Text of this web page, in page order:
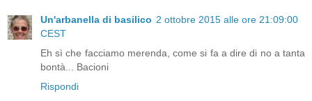
Un'arbanella di basilico 2 ottobre 2015 alle ore 21:09:00
CEST
Eh sì che facciamo merenda, come si fa a dire di no a tanta
bontà... Bacioni
Rispondi